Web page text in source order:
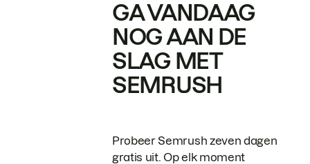
GA VANDAAG
NOG AAN DE
SLAG MET
SEMRUSH
Probeer Semrush zeven dagen
gratis uit. Op elk moment